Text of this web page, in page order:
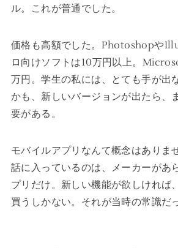
ル。これが普通でした。
価格も高額でした。Photoshopや
ロ向けソフトは10万円以上。
万円。学生の私には、とても手が出
かも、新しいバージョンが出たら、
要がある。
モバイルアプリなんて概念はありま
話に入っているのは、メーカーがあ
プリだけ。新しい機能が欲しければ
買うしかない。それが当時の常識だ